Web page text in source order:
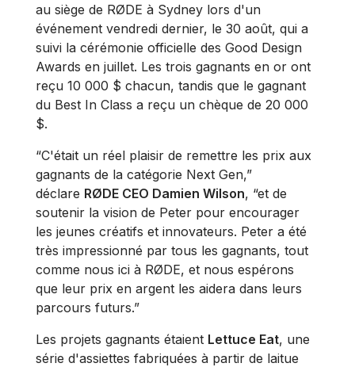
au siège de RØDE à Sydney lors d'un
événement vendredi dernier, le 30 août, qui a
suivi la cérémonie officielle des Good Design
Awards en juillet. Les trois gagnants en or ont
reçu 10 000 $ chacun, tandis que le gagnant
du Best In Class a reçu un chèque de 20 000
$.
“C'était un réel plaisir de remettre les prix aux
gagnants de la catégorie Next Gen,”
déclare RØDE CEO Damien Wilson, “et de
soutenir la vision de Peter pour encourager
les jeunes créatifs et innovateurs. Peter a été
très impressionné par tous les gagnants, tout
comme nous ici à RØDE, et nous espérons
que leur prix en argent les aidera dans leurs
parcours futurs.”
Les projets gagnants étaient Lettuce Eat, une
série d'assiettes fabriquées à partir de laitue